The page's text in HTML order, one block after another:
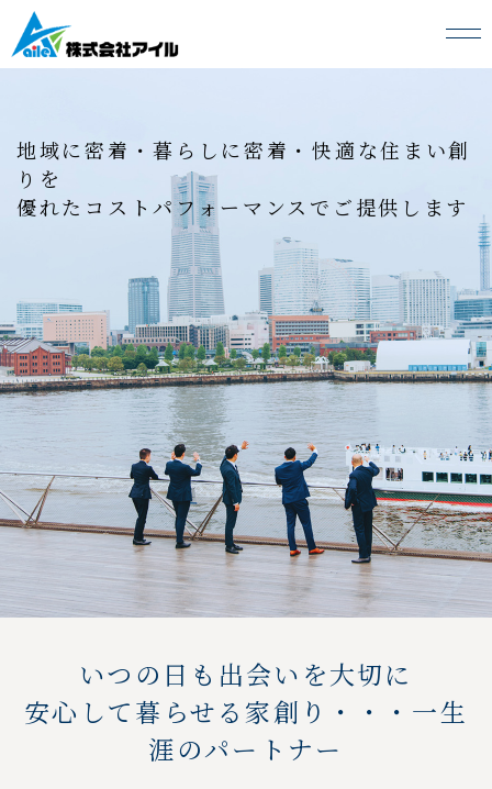
家族を育み・・・思い出を創る、そんなかけ
がえのない棲み家
株式会社アイルは、家創りのために今日もいい
夢を創る
夢と生きる
女性にやさしい家創り・・・効率の良い家事動線
家族とのコミュニケーションにこだわる家創り
地域に密着・暮らしに密着・快適な住まい創
りを
優れたコストパフォーマンスでご提供します
不動産の売却・相続・任意売却は
アイルにお任せください！
お客様に納得して頂ける最適な売却内容をご
提案します
いつの日も出会いを大切に
安心して暮らせる家創り・・・一生
涯のパートナー